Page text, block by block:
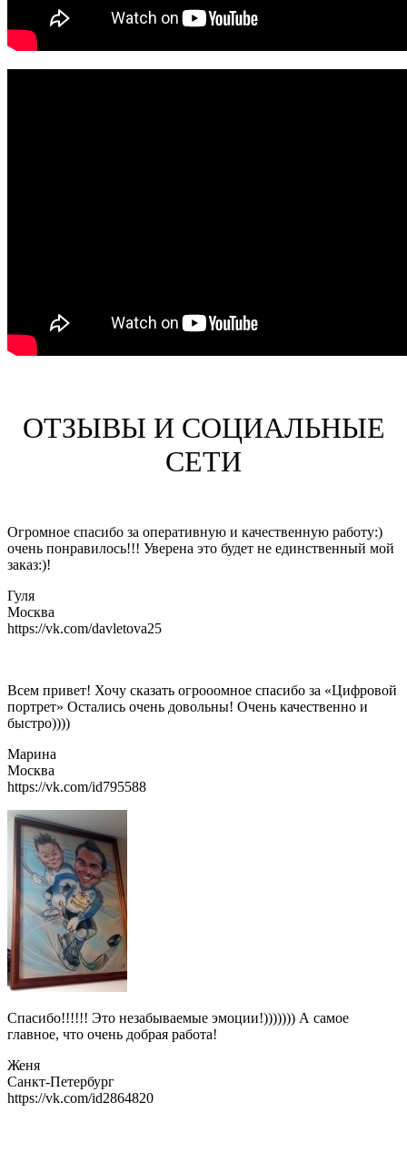
ОТЗЫВЫ И СОЦИАЛЬНЫЕ
СЕТИ
Огромное спасибо за оперативную и качественную работу:)
очень понравилось!!! Уверена это будет не единственный мой
заказ:)!
Гуля
Москва
https://vk.com/davletova25
Всем привет! Хочу сказать огрооомное спасибо за «Цифровой
портрет» Остались очень довольны! Очень качественно и
быстро))))
Марина
Москва
https://vk.com/id795588
Спасибо!!!!!! Это незабываемые эмоции!))))))) А самое
главное, что очень добрая работа!
Женя
Санкт-Петербург
https://vk.com/id2864820